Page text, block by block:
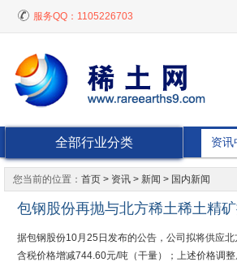
服务QQ： 1105226703
资讯
全部行业分类
您当前的位置： 首页 > 资讯 > 新闻 > 国内新闻
包钢股份再抛与北方稀土稀土精
据包钢股份10月25日发布的公告，公司拟将供应
含税价格增减744.60元/吨（干量）；上述价格调